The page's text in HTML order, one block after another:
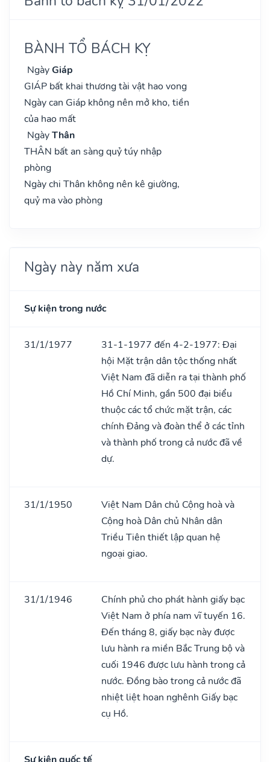
BÀNH TỔ BÁCH KỴ
NgàyGiáp
GIÁP bất khai thương tài vật hao vong
Ngày can Giáp không nên mở kho, tiền
của hao mất
NgàyThân
THÂN bất an sàng quỷ túy nhập
phòng
Ngày chi Thân không nên kê giường,
quỷ ma vào phòng
Ngày này năm xưa
Sự kiện trong nước
31/1/1977
31-1-1977 đến 4-2-1977: Đại
hội Mặt trận dân tộc thống nhất
Việt Nam đã diễn ra tại thành phố
Hồ Chí Minh, gần 500 đại biểu
thuộc các tổ chức mặt trận, các
chính Đảng và đoàn thể ở các tỉnh
và thành phố trong cả nước đã về
dự.
31/1/1950
Việt Nam Dân chủ Cộng hoà và
Cộng hoà Dân chủ Nhân dân
Triều Tiên thiết lập quan hệ
ngoại giao.
31/1/1946
Chính phủ cho phát hành giấy bạc
Việt Nam ở phía nam vĩ tuyến 16.
Đến tháng 8, giấy bạc này được
lưu hành ra miền Bắc Trung bộ và
cuối 1946 được lưu hành trong cả
nước. Đồng bào trong cả nước đã
nhiệt liệt hoan nghênh Giấy bạc
cụ Hồ.